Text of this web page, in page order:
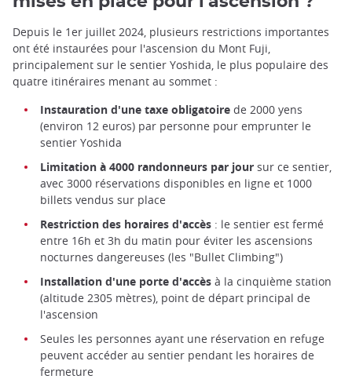
Depuis le 1er juillet 2024, plusieurs restrictions importantes
ont été instaurées pour l'ascension du Mont Fuji,
principalement sur le sentier Yoshida, le plus populaire des
quatre itinéraires menant au sommet :
Instauration d'une taxe obligatoire de 2000 yens
(environ 12 euros) par personne pour emprunter le
sentier Yoshida
Limitation à 4000 randonneurs par jour sur ce sentier,
avec 3000 réservations disponibles en ligne et 1000
billets vendus sur place
Restriction des horaires d'accès : le sentier est fermé
entre 16h et 3h du matin pour éviter les ascensions
nocturnes dangereuses (les "Bullet Climbing")
Installation d'une porte d'accès à la cinquième station
(altitude 2305 mètres), point de départ principal de
l'ascension
Seules les personnes ayant une réservation en refuge
peuvent accéder au sentier pendant les horaires de
fermeture